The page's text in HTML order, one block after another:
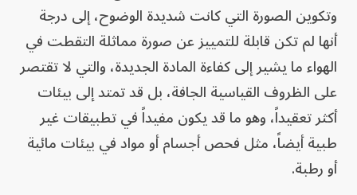
وتكوين الصورة التي كانت شديدة الوضوح، إلى درجة
أنها لم تكن قابلة للتمييز عن صورة مماثلة التقطت في
الهواء ما يشير إلى كفاءة المادة الجديدة، والتي لا تقتصر
على الظروف القياسية الجافة، بل قد تمتد إلى بيئات
أكثر تعقيداً، وهو ما قد يكون مفيداً في تطبيقات غير
طبية أيضاً، مثل فحص أجسام أو مواد في بيئات مائية
أو رطبة.